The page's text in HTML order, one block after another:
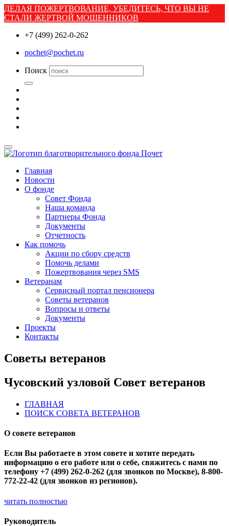
ДЕЛАЯ ПОЖЕРТВОВАНИЕ, УБЕДИТЕСЬ, ЧТО ВЫ НЕ
СТАЛИ ЖЕРТВОЙ МОШЕННИКОВ
+7 (499) 262-0-262
pochet@pochet.ru
Поиск
Главная
Новости
О фонде
Совет Фонда
Наша команда
Партнеры Фонда
Документы
Отчетность
Как помочь
Акции по сбору средств
Помочь делами
Пожертвования через SMS
Ветеранам
Сервисный портал пенсионера
Советы ветеранов
Вопросы и ответы
Документы
Проекты
Контакты
Советы ветеранов
Чусовский узловой Совет ветеранов
ГЛАВНАЯ
ПОИСК СОВЕТА ВЕТЕРАНОВ
О совете ветеранов
Если Вы работаете в этом совете и хотите передать
информацию о его работе или о себе, свяжитесь с нами по
телефону +7 (499) 262-0-262 (для звонков по Москве), 8-800-
772-22-42 (для звонков из регионов).
читать полностью
Руководитель